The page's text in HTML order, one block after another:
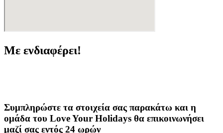
Με ενδιαφέρει!
Συμπληρώστε τα στοιχεία σας παρακάτω και η
ομάδα του Love Your Holidays θα επικοινωνήσει
μαζί σας εντός 24 ωρών